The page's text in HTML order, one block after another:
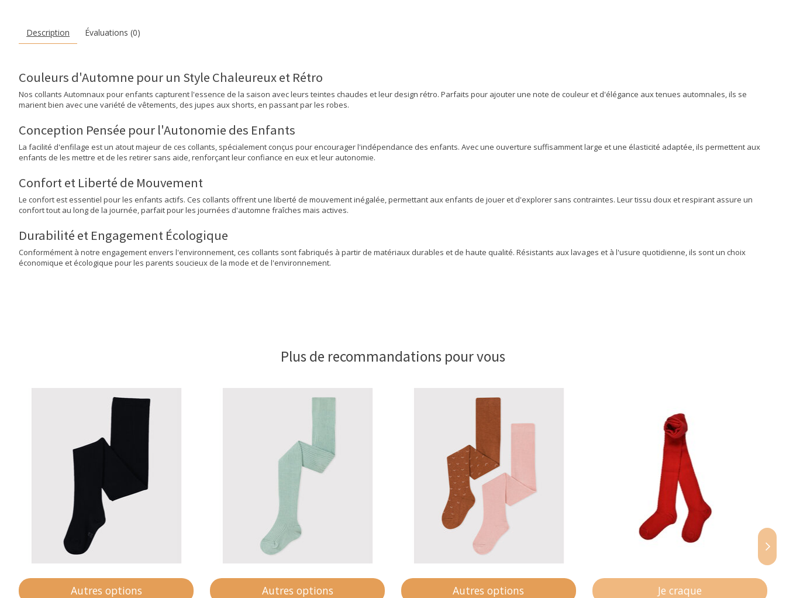
Description Évaluations (0)
Couleurs d'Automne pour un Style Chaleureux et Rétro
Nos collants Automnaux pour enfants capturent l'essence de la saison avec leurs teintes chaudes et leur design rétro. Parfaits pour ajouter une note de couleur et d'élégance aux tenues automnales, ils se
marient bien avec une variété de vêtements, des jupes aux shorts, en passant par les robes.
Conception Pensée pour l'Autonomie des Enfants
La facilité d'enfilage est un atout majeur de ces collants, spécialement conçus pour encourager l'indépendance des enfants. Avec une ouverture suffisamment large et une élasticité adaptée, ils permettent aux
enfants de les mettre et de les retirer sans aide, renforçant leur confiance en eux et leur autonomie.
Confort et Liberté de Mouvement
Le confort est essentiel pour les enfants actifs. Ces collants offrent une liberté de mouvement inégalée, permettant aux enfants de jouer et d'explorer sans contraintes. Leur tissu doux et respirant assure un
confort tout au long de la journée, parfait pour les journées d'automne fraîches mais actives.
Durabilité et Engagement Écologique
Conformément à notre engagement envers l'environnement, ces collants sont fabriqués à partir de matériaux durables et de haute qualité. Résistants aux lavages et à l'usure quotidienne, ils sont un choix
économique et écologique pour les parents soucieux de la mode et de l'environnement.
Plus de recommandations pour vous
Articles du carrousel de produits
Autres options Autres options Autres options Je craque